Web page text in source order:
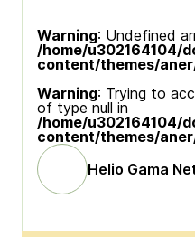
Warning: Undefined
/home/u302164104/
content/themes/
Warning: Trying to
of type null in
/home/u302164104/
content/themes/
Helio Gama